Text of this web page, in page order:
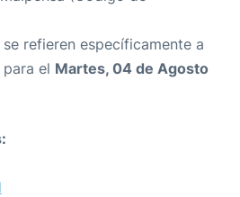
refieren específicamente a
el Martes, 04 de Agosto